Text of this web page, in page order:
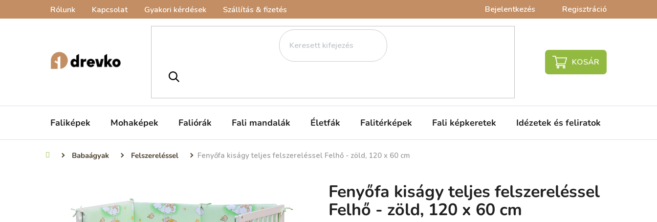
Rólunk Kapcsolat Gyakori kérdések Szállítás & fizetés Bejelentkezés Regisztráció
KOSÁR
Faliképek Mohaképek Faliórák Fali mandalák Életfák Falitérképek Fali képkeretek Idézetek és feliratok
KezdőlapBabaágyak Felszereléssel Fenyőfa kiságy teljes felszereléssel Felhő - zöld, 120 x 60 cm
Fenyőfa kiságy teljes felszereléssel
Felhő - zöld, 120 x 60 cm